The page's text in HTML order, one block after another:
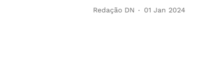
Redação DN 01 Jan 2024